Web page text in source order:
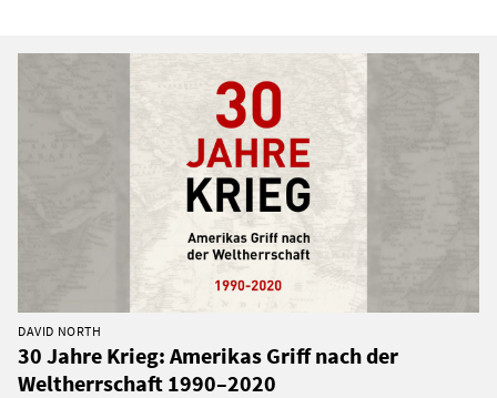
DAVID NORTH
30 Jahre Krieg: Amerikas Griff nach der
Weltherrschaft 1990–2020